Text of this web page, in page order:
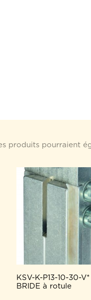
produits pourraient
KSV-K-P13-10-30-V*
BRIDE à rotule